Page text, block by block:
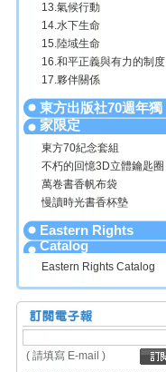
13.氣候行動
14.水下生命
15.陸域生命
16.和平正義與有力的制度
17.夥伴關係
東方出版社70週年獨
家限定
東方70紀念套組
不朽的回憶3D立體鑰匙圈
萬卷書香帆布袋
慢讀時光書香杯墊
Eastern Rights
Catalog
Eastern Rights Catalog
( 請填寫 E-mail )